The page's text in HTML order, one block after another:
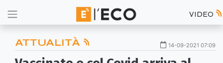
VIDEO
ATTUALITÀ 14-09-2021 07:09